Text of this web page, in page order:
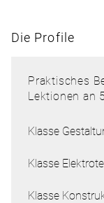
Die Profile
Praktisches
Lektionen an
Klasse
Klasse
Klasse